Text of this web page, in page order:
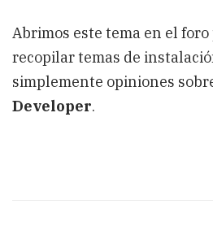
Abrimos este tema en el
recopilar temas de
simplemente opiniones
Developer.